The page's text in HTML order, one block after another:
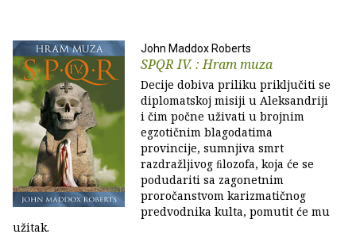
John Maddox Roberts
SPQR IV. : Hram muza
Decije dobiva priliku priključiti se
diplomatskoj misiji u Aleksandriji
i čim počne uživati u brojnim
egzotičnim blagodatima
provincije, sumnjiva smrt
razdražljivog ﬁlozofa, koja će se
podudariti sa zagonetnim
proročanstvom karizmatičnog
predvodnika kulta, pomutit će mu
užitak.